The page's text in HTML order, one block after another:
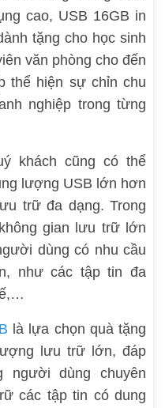
cao, USB 16GB in
tặng cho học sinh
văn phòng cho đến
thể hiện sự chỉn chu
nghiệp trong từng
khách cũng có thể
lượng USB lớn hơn
trữ đa dạng. Trong
gian lưu trữ lớn
dùng có nhu cầu
như các tập tin đa
là lựa chọn quà tặng
lưu trữ lớn, đáp
người dùng chuyên
các tập tin có dung